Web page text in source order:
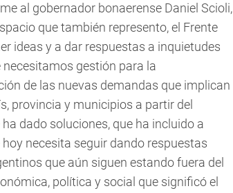
al gobernador bonaerense Daniel Scioli,
que también represento, el Frente
ideas y a dar respuestas a inquietudes
gestión para la
de las nuevas demandas que implican
provincia y municipios a partir del
dado soluciones, que ha incluido a
necesita seguir dando respuestas
que aún siguen estando fuera del
política y social que significó el